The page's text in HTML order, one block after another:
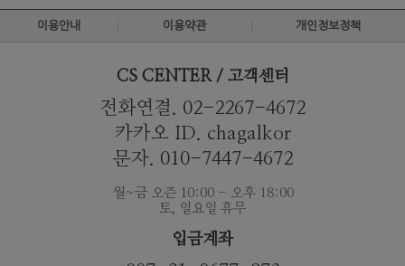
이용안내 이용약관 개인정보정책
CS CENTER / 고객센터
전화연결. 02-2267-4672
카카오 ID. chagalkor
문자. 010-7447-4672
월~금 오즌 10:00 - 오후 18:00
토, 일요일 휴무
입금계좌